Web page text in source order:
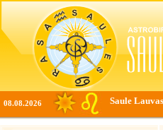
08.08.2026 Saule